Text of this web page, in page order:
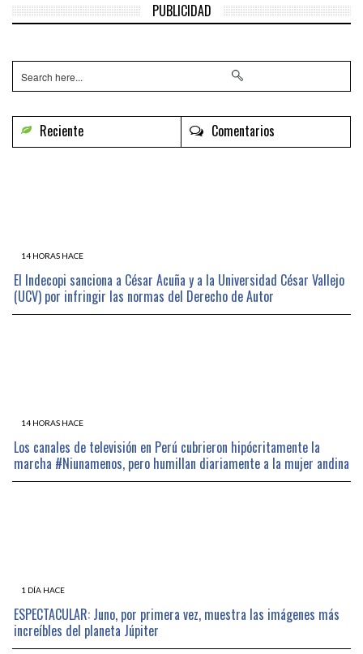
PUBLICIDAD
Reciente Comentarios
14 HORAS HACE
El Indecopi sanciona a César Acuña y a la Universidad César Vallejo
(UCV) por infringir las normas del Derecho de Autor
14 HORAS HACE
Los canales de televisión en Perú cubrieron hipócritamente la
marcha #Niunamenos, pero humillan diariamente a la mujer andina
1 DÍA HACE
ESPECTACULAR: Juno, por primera vez, muestra las imágenes más
increíbles del planeta Júpiter